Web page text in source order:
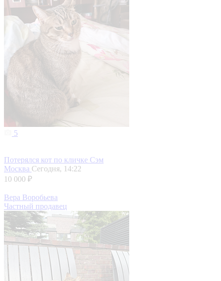
5
Потерялся кот по кличке Сэм
Москва Сегодня, 14:22
10 000 ₽
Вера Воробьева
Частный продавец